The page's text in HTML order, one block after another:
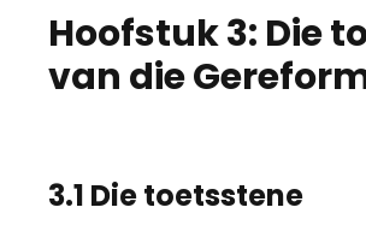
Hoofstuk 3: Die
van die
3.1 Die toetsstene